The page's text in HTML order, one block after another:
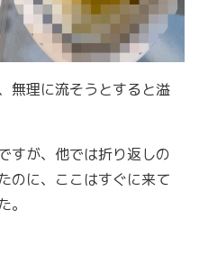
無理に流そうとすると溢
すが、他では折り返しの
のに、ここはすぐに来て
。